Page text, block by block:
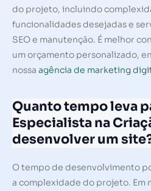
do projeto, incluindo
funcionalidades desejadas e
SEO e manutenção. É melhor
um orçamento personalizado,
nossa agência de marketing
Quanto tempo leva
Especialista na
desenvolver um
O tempo de desenvolvimento
a complexidade do projeto. Em